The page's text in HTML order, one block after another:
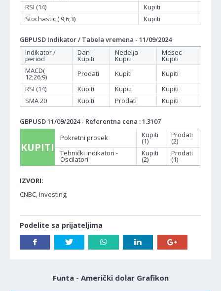
RSI (14)
Kupiti
Stochastic ( 9;6;3)
Kupiti
GBPUSD Indikator / Tabela vremena - 11/09/2024
Indikator /
period
Dan -
Kupiti
Nedelja -
Kupiti
Mesec -
Kupiti
MACD(
12;26;9) Prodati Kupiti
Kupiti
RSI (14)
Kupiti Kupiti
Kupiti
SMA 20
Kupiti Prodati Kupiti
GBPUSD 11/09/2024 - Referentna cena : 1.3107
KUPITI
Pokretni prosek Kupiti
(1)
Prodati
(2)
Tehnički indikatori -
Oscilatori
Kupiti
(2)
Prodati
(1)
IZVORI:
CNBC, Investing;
Podelite sa prijateljima
Funta - Američki dolar Grafikon